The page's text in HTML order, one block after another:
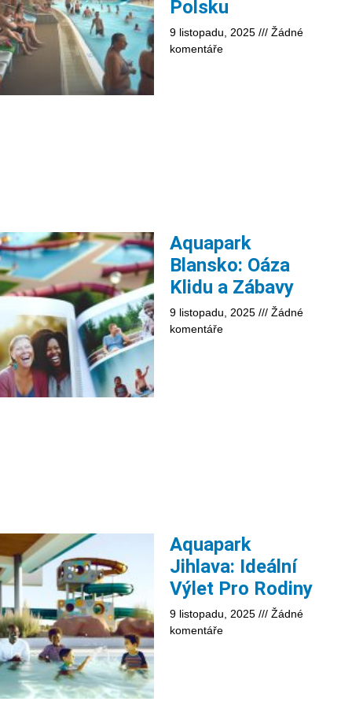
Polsku
9 listopadu, 2025
Žádné
komentáře
Aquapark
Blansko: Oáza
Klidu a Zábavy
9 listopadu, 2025
Žádné
komentáře
Aquapark
Jihlava: Ideální
Výlet Pro Rodiny
9 listopadu, 2025
Žádné
komentáře